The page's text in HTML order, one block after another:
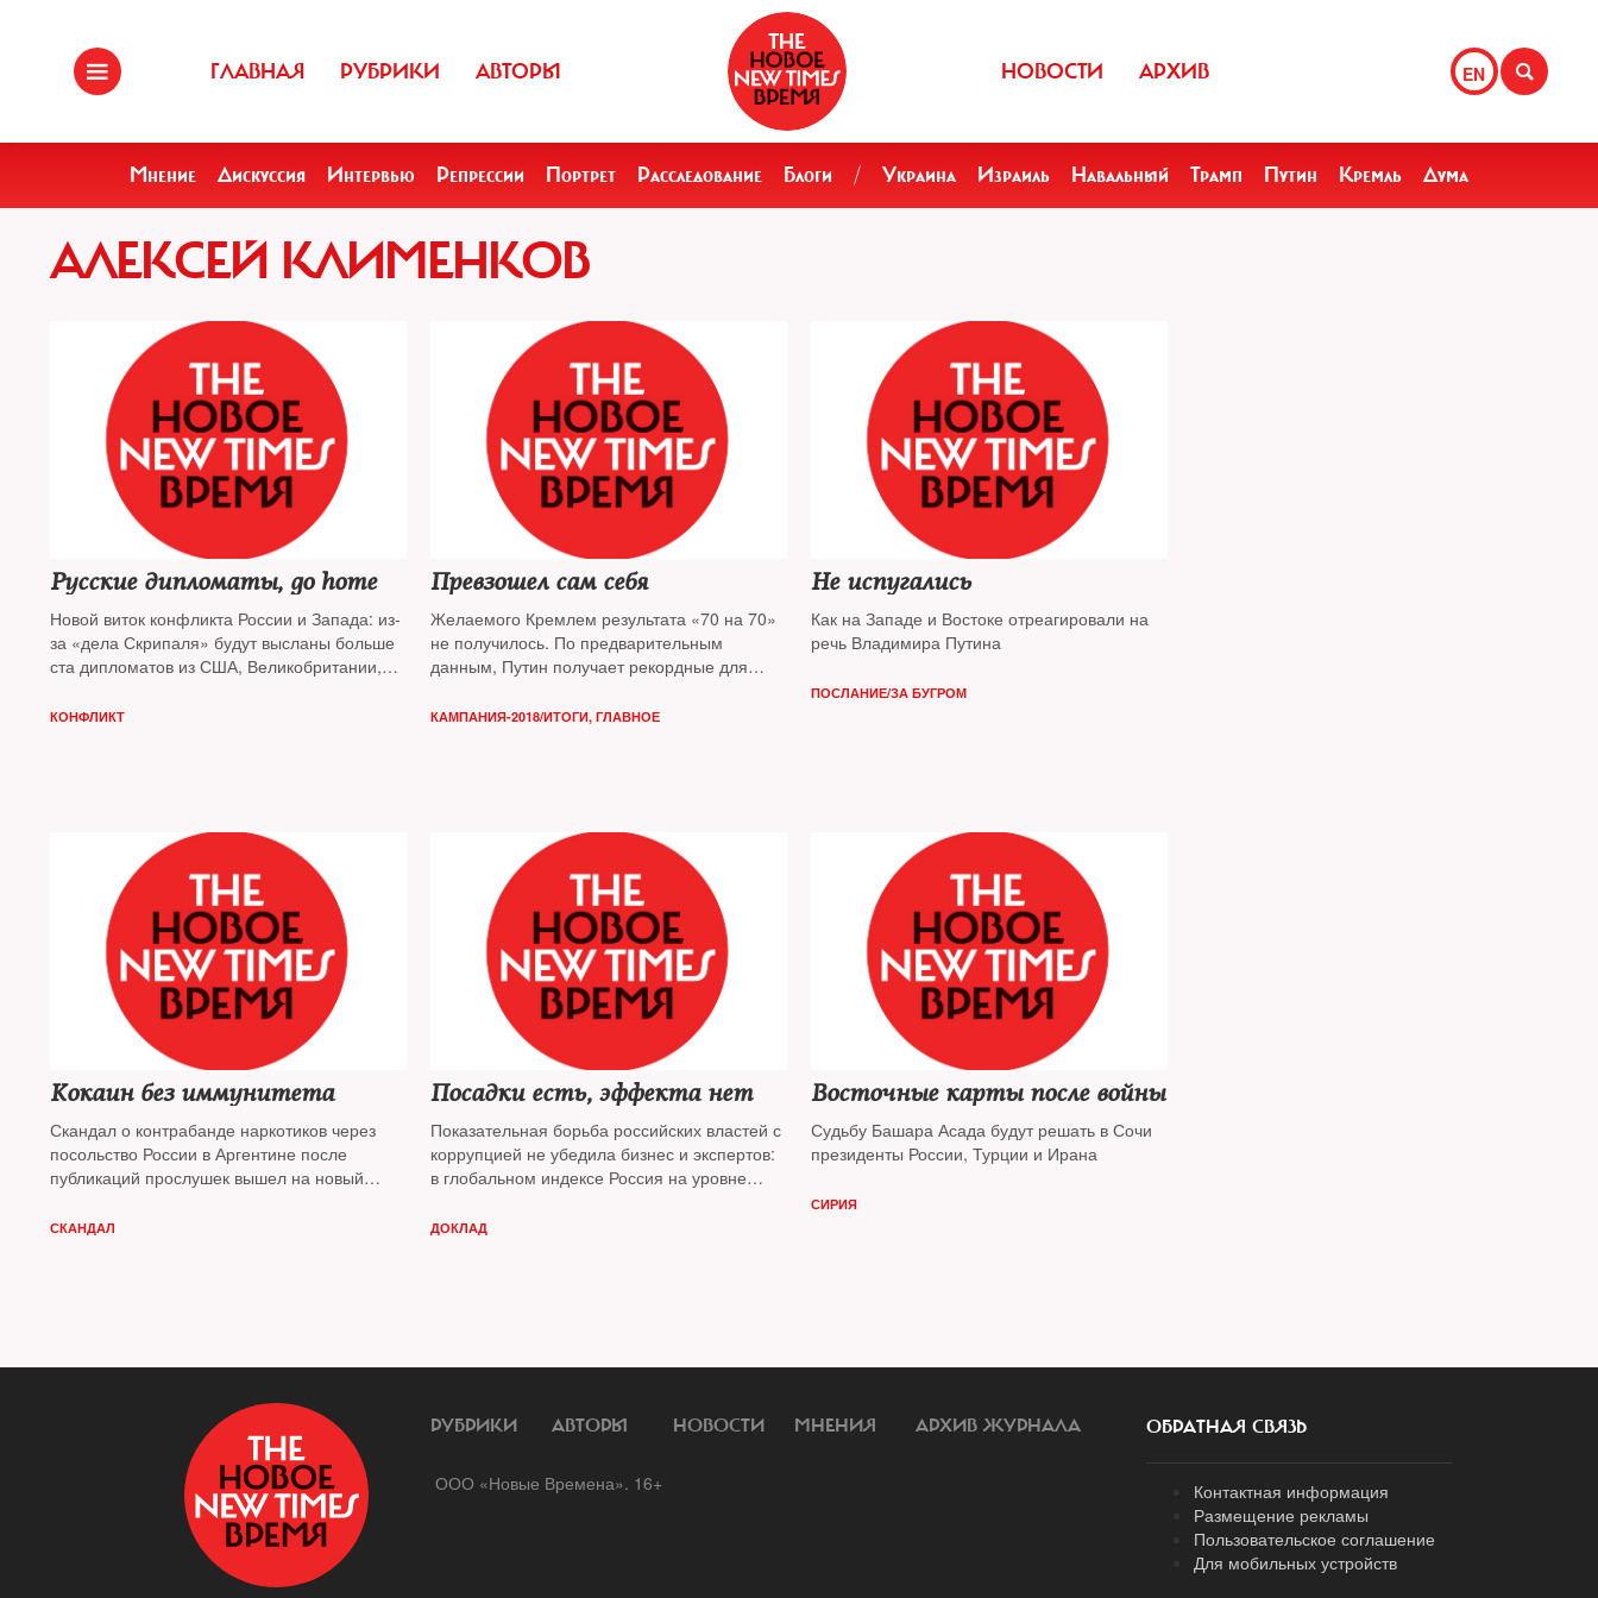
ГЛАВНАЯ РУБРИКИ АВТОРЫ EN
НОВОСТИ АРХИВ
Мнение Дискуссия Интервью Репрессии Портрет Расследование Блоги / Украина Израиль Навальный Трамп Путин Кремль Дума
АЛЕКСЕЙ КЛИМЕНКОВ
Русские дипломаты, go home
Новой виток конфликта России и Запада: из-
за «дела Скрипаля» будут высланы больше
ста дипломатов из США, Великобритании,
демарши времен Холодной войны
КОНФЛИКТ
Превзошел сам себя
Желаемого Кремлем результата «70 на 70»
не получилось. По предварительным
данным, Путин получает рекордные для
величины
КАМПАНИЯ-2018/ИТОГИ, ГЛАВНОЕ
Не испугались
Как на Западе и Востоке отреагировали на
речь Владимира Путина
ПОСЛАНИЕ/ЗА БУГРОМ
Кокаин без иммунитета
Скандал о контрабанде наркотиков через
посольство России в Аргентине после
публикаций прослушек вышел на новый
СКАНДАЛ
Посадки есть, эффекта нет
Показательная борьба российских властей с
коррупцией не убедила бизнес и экспертов:
в глобальном индексе Россия на уровне
ДОКЛАД
Восточные карты после войны
Судьбу Башара Асада будут решать в Сочи
президенты России, Турции и Ирана
СИРИЯ
РУБРИКИ АВТОРЫ НОВОСТИ МНЕНИЯ АРХИВ ЖУРНАЛА
ООО «Новые Времена». 16+
ОБРАТНАЯ СВЯЗЬ
Контактная информация
Размещение рекламы
Пользовательское соглашение
Для мобильных устройств